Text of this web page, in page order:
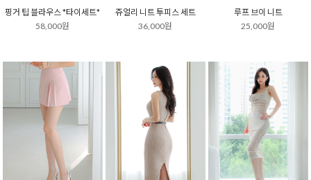
핑거 팁 블라우스 *타이세트*
58,000원
쥬얼리 니트 투피스 세트
36,000원
루프 브이 니트
25,000원